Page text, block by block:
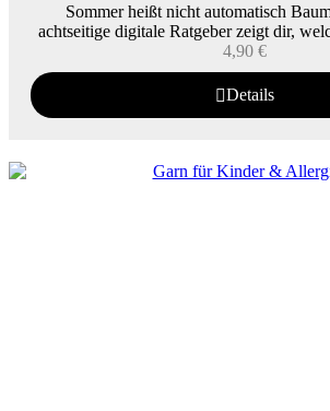
Sommer heißt nicht automatisch
achtseitige digitale Ratgeber zeigt dir,
4,90 €
Details